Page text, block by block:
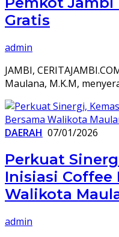
Gratis
admin
JAMBI,
Maulana, M.K.M,
DAERAH 07/01/2026
Perkuat
Inisiasi Coffee
Walikota
admin